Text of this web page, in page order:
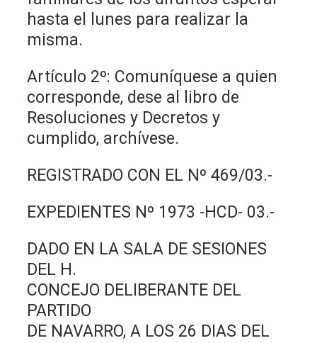
hasta el lunes para realizar la
misma.
Artículo 2º: Comuníquese a quien
corresponde, dese al libro de
Resoluciones y Decretos y
cumplido, archívese.
REGISTRADO CON EL Nº 469/03.-
EXPEDIENTES Nº 1973 -HCD- 03.-
DADO EN LA SALA DE SESIONES
DEL H.
CONCEJO DELIBERANTE DEL
PARTIDO
DE NAVARRO, A LOS 26 DIAS DEL